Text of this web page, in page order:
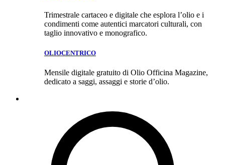
Trimestrale cartaceo e digitale che esplora l’olio e i
condimenti come autentici marcatori culturali, con
taglio innovativo e monografico.
OLIOCENTRICO
Mensile digitale gratuito di Olio Officina Magazine,
dedicato a saggi, assaggi e storie d’olio.